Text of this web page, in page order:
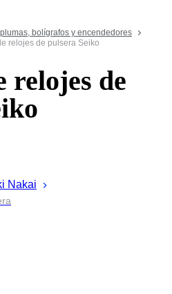
bolígrafos y encendedores
relojes de pulsera Seiko
relojes de
Nakai